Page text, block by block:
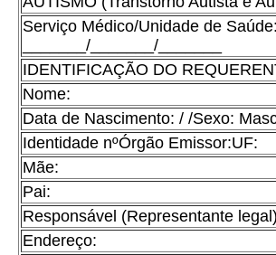
Serviço Médico/Unidade de
_______/_______/_______
IDENTIFICAÇÃO DO
Nome:
Data de Nascimento: / /Sexo:
Identidade nºÓrgão Emissor:UF:
Mãe:
Pai:
Responsável (Representante
Endereço: